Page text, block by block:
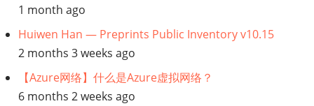
构
师
1 month ago
Huiwen Han — Preprints Public Inventory v10.15
2 months 3 weeks ago
【Azure网络】什么是Azure虚拟网络？
6 months 2 weeks ago